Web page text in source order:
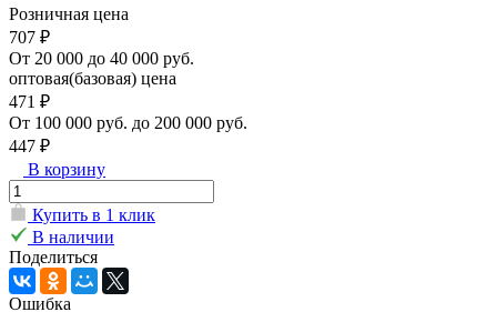
Розничная цена
707 ₽
От 20 000 до 40 000 руб.
оптовая(базовая) цена
471 ₽
От 100 000 руб. до 200 000 руб.
447 ₽
В корзину
Купить в 1 клик
В наличии
Поделиться
Ошибка